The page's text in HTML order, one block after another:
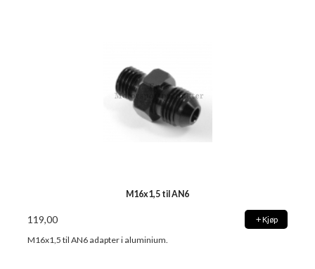
M16x1,5 til AN6
119,00 Kjøp
M16x1,5 til AN6 adapter i aluminium.